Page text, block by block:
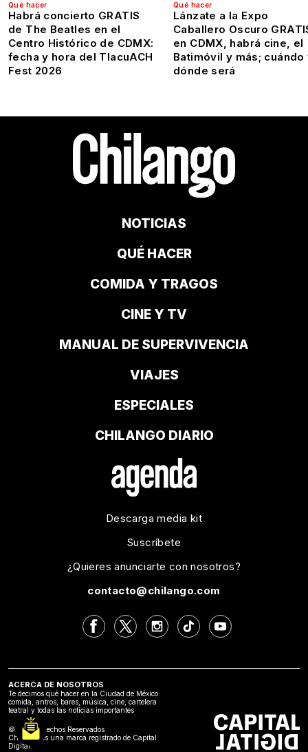
Qué hacer
Habrá concierto GRATIS
de The Beatles en el
Centro Histórico de CDMX:
fecha y hora del TlacuACH
Fest 2026
Qué hacer
Lánzate a la Expo
Caballero Oscuro
en CDMX, habrá cine, el
Batimóvil y más; cuándo
dónde será
NOTICIAS
QUÉ HACER
COMIDA Y TRAGOS
CINE Y TV
MANUAL DE SUPERVIVENCIA
VIAJES
ESPECIALES
CHILANGO DIARIO
Descarga media kit
Suscríbete
¿Quieres anunciarte con nosotros?
contacto@chilango.com
ACERCA DE NOSOTROS
Te decimos qué hacer en la Ciudad de México:
comida, antros, bares, música, cine, cartelera
teatral y todas las noticias importantes
©2024 Derechos Reservados
Chilango es una marca registrado de Capital
Digital.